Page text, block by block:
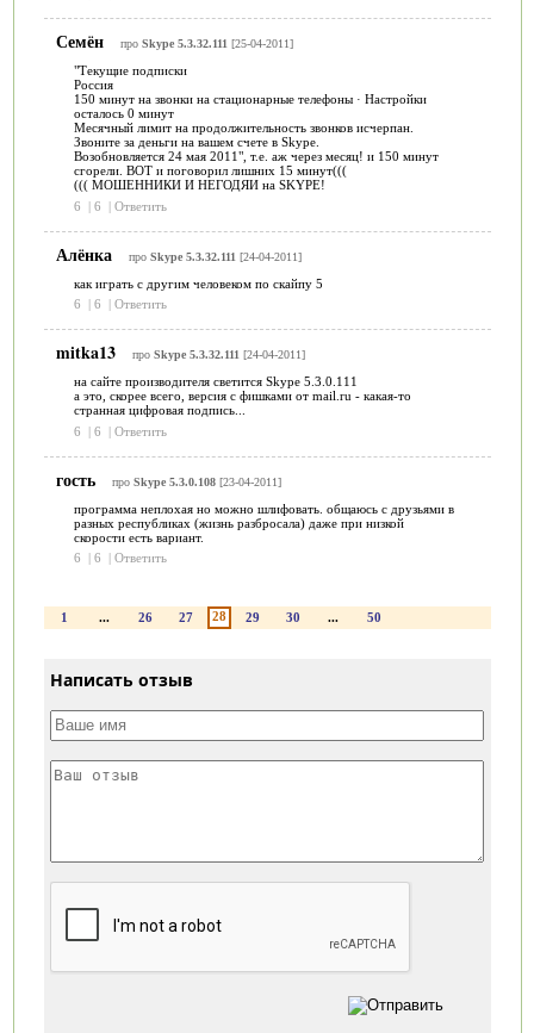
Семён про Skype 5.3.32.111 [25-04-2011]
"Текущие подписки
Россия
150 минут на звонки на стационарные телефоны · Настройки
осталось 0 минут
Месячный лимит на продолжительность звонков исчерпан.
Звоните за деньги на вашем счете в Skype.
Возобновляется 24 мая 2011", т.е. аж через месяц! и 150 минут
сгорели. ВОТ и поговорил лишних 15 минут(((
((( МОШЕННИКИ И НЕГОДЯИ на SKYPE!
6
| 6 | Ответить
Алёнка про Skype 5.3.32.111 [24-04-2011]
как играть с другим человеком по скайпу 5
6
| 6 | Ответить
mitka13 про Skype 5.3.32.111 [24-04-2011]
на сайте производителя светится Skype 5.3.0.111
а это, скорее всего, версия с фишками от mail.ru - какая-то
странная цифровая подпись...
6
| 6 | Ответить
гость про Skype 5.3.0.108[23-04-2011]
программа неплохая но можно шлифовать. общаюсь с друзьями в
разных республиках (жизнь разбросала) даже при низкой
скорости есть вариант.
6
| 6 | Ответить
1 ... 26 27 28 29 30 ... 50
Написать отзыв